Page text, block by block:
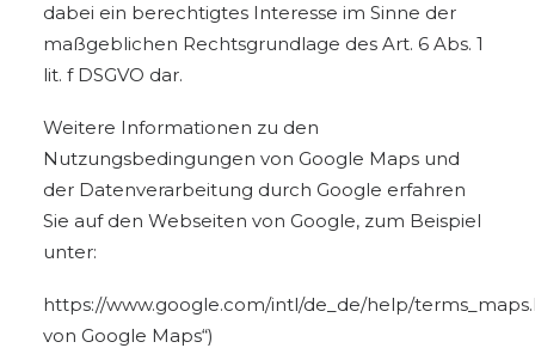
dabei ein berechtigtes Interesse im Sinne der
maßgeblichen Rechtsgrundlage des Art. 6 Abs. 1
lit. f DSGVO dar.
Weitere Informationen zu den
Nutzungsbedingungen von Google Maps und
der Datenverarbeitung durch Google erfahren
Sie auf den Webseiten von Google, zum Beispiel
unter:
https://www.google.com/intl/de_de/help/
von Google Maps“)